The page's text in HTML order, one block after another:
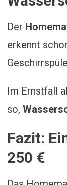
Der
erkennt
Im Ernstfall
so,
Fazit:
250 €